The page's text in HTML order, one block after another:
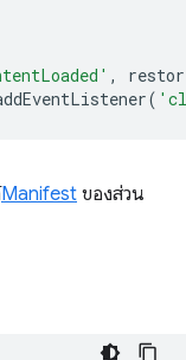
,
(
Manifest ของส่วน